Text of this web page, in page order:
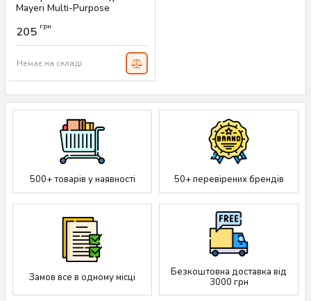
Mayeri Multi-Purpose
Артикул:
205 грн
Немає на складі
500+ товарів у наявності 50+ перевірених брендів
Замов все в одному місці
Безкоштовна доставка від
3000 грн